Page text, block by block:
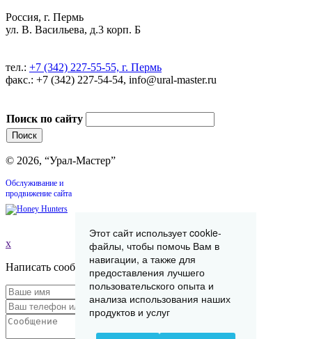
Россия, г. Пермь
ул. В. Васильева, д.3 корп. Б
тел.: +7 (342) 227-55-55, г. Пермь
факс.: +7 (342) 227-54-54, info@ural-master.ru
Поиск по сайту
© 2026, “Урал-Мастер”
Обслуживание и
продвижение сайта
x
Написать сообщение
Этот сайт использует cookie-
файлы, чтобы помочь Вам в
навигации, а также для
предоставления лучшего
пользовательского опыта и
анализа использования наших
продуктов и услуг